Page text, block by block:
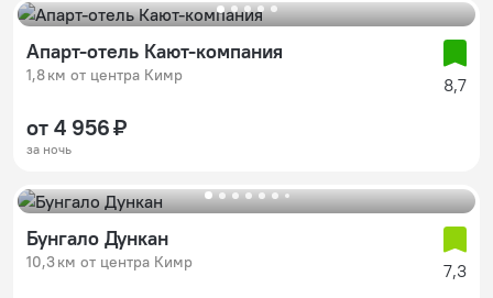
Апарт-отель Кают-компания
1,8 км от центра Кимр 8,7
от 4 956 ₽
за ночь
Бунгало Дункан
10,3 км от центра Кимр 7,3